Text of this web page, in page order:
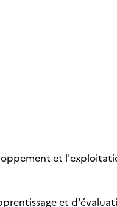
et
et